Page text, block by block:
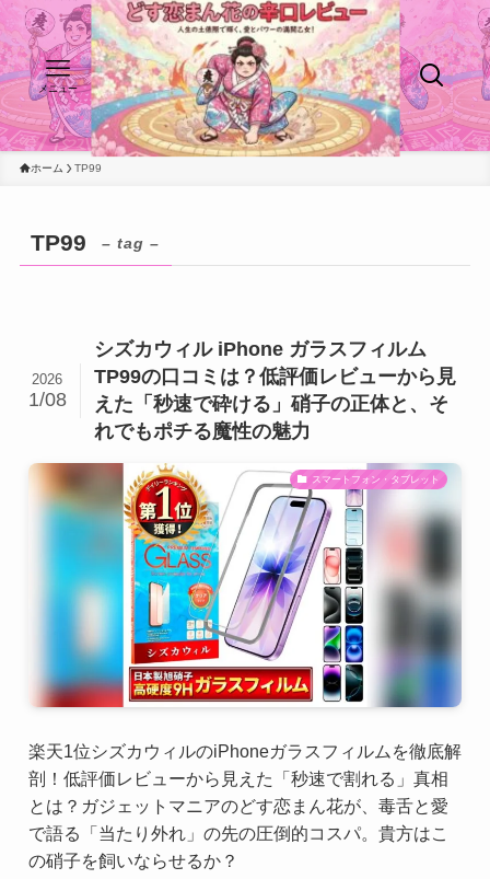
メニュー
ホーム TP99
TP99 – tag –
シズカウィル iPhone ガラスフィルム
TP99の口コミは？低評価レビューから見
えた「秒速で砕ける」硝子の正体と、そ
れでもポチる魔性の魅力
2026
1/08
スマートフォン・タブレット
楽天1位シズカウィルのiPhoneガラスフィルムを徹底解
剖！低評価レビューから見えた「秒速で割れる」真相
とは？ガジェットマニアのどす恋まん花が、毒舌と愛
で語る「当たり外れ」の先の圧倒的コスパ。貴方はこ
の硝子を飼いならせるか？